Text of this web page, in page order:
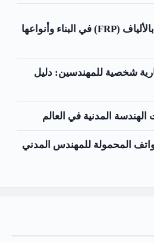
البوليمرات المسلحة بالألياف (FRP) في البناء وأنواعها
شخصية للمهندسين: دليل
المدنية في العالم
للهواتف المحمولة للمهندس المدني